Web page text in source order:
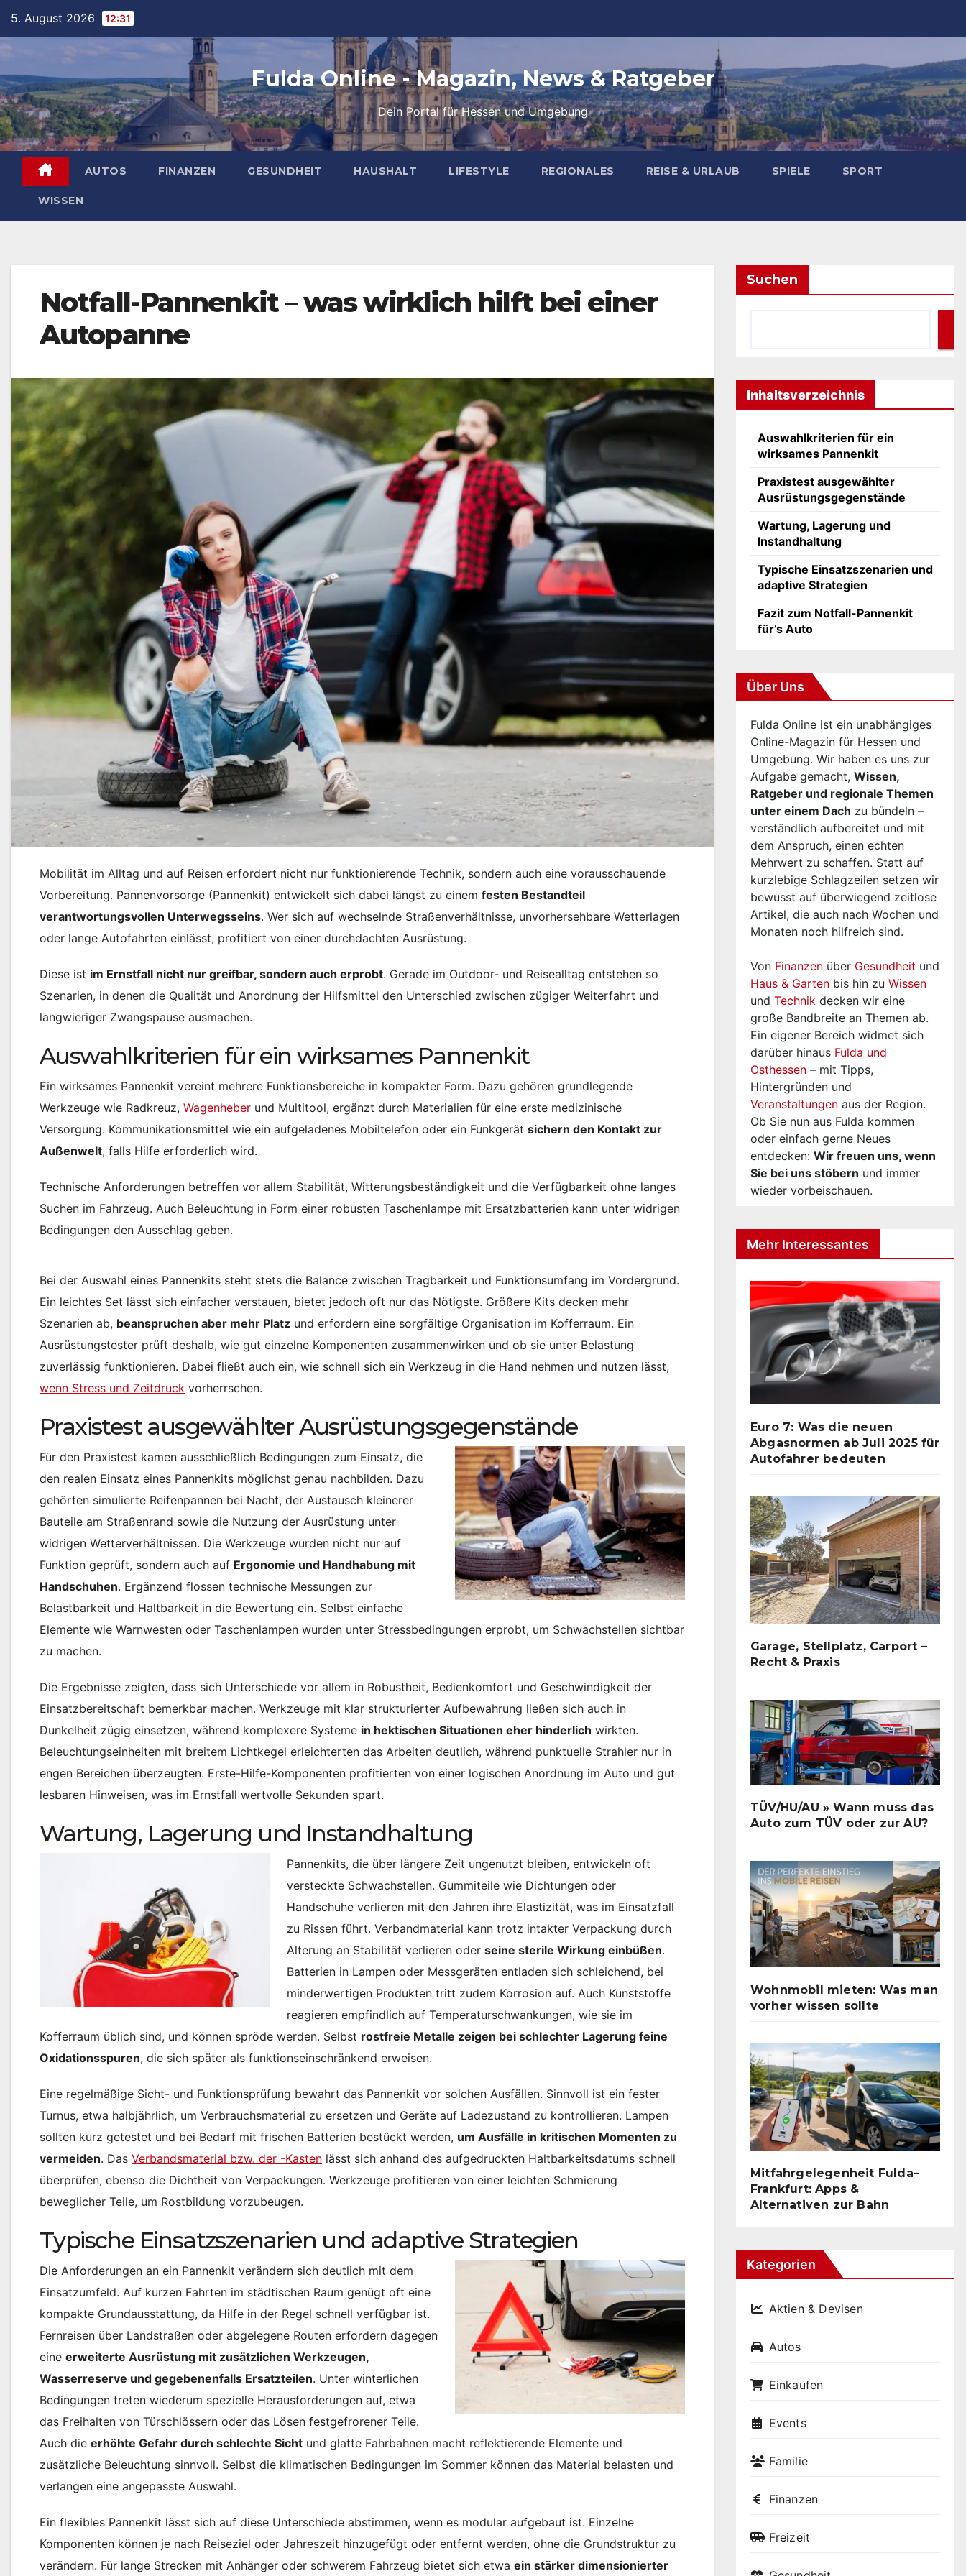
content
5. August 2026 12:31
Fulda Online - Magazin, News & Ratgeber
Dein Portal für Hessen und Umgebung
AUTOS FINANZEN GESUNDHEIT HAUSHALT LIFESTYLE REGIONALES REISE & URLAUB SPIELE SPORT
WISSEN
Notfall-Pannenkit – was wirklich hilft bei einer
Autopanne
Mobilität im Alltag und auf Reisen erfordert nicht nur funktionierende Technik, sondern auch eine vorausschauende
Vorbereitung. Pannenvorsorge (Pannenkit) entwickelt sich dabei längst zu einem festen Bestandteil
verantwortungsvollen Unterwegsseins. Wer sich auf wechselnde Straßenverhältnisse, unvorhersehbare Wetterlagen
oder lange Autofahrten einlässt, profitiert von einer durchdachten Ausrüstung.
Diese ist im Ernstfall nicht nur greifbar, sondern auch erprobt. Gerade im Outdoor- und Reisealltag entstehen so
Szenarien, in denen die Qualität und Anordnung der Hilfsmittel den Unterschied zwischen zügiger Weiterfahrt und
langwieriger Zwangspause ausmachen.
Auswahlkriterien für ein wirksames Pannenkit
Ein wirksames Pannenkit vereint mehrere Funktionsbereiche in kompakter Form. Dazu gehören grundlegende
Werkzeuge wie Radkreuz, Wagenheber und Multitool, ergänzt durch Materialien für eine erste medizinische
Versorgung. Kommunikationsmittel wie ein aufgeladenes Mobiltelefon oder ein Funkgerät sichern den Kontakt zur
Außenwelt, falls Hilfe erforderlich wird.
Technische Anforderungen betreffen vor allem Stabilität, Witterungsbeständigkeit und die Verfügbarkeit ohne langes
Suchen im Fahrzeug. Auch Beleuchtung in Form einer robusten Taschenlampe mit Ersatzbatterien kann unter widrigen
Bedingungen den Ausschlag geben.
Bei der Auswahl eines Pannenkits steht stets die Balance zwischen Tragbarkeit und Funktionsumfang im Vordergrund.
Ein leichtes Set lässt sich einfacher verstauen, bietet jedoch oft nur das Nötigste. Größere Kits decken mehr
Szenarien ab, beanspruchen aber mehr Platz und erfordern eine sorgfältige Organisation im Kofferraum. Ein
Ausrüstungstester prüft deshalb, wie gut einzelne Komponenten zusammenwirken und ob sie unter Belastung
zuverlässig funktionieren. Dabei fließt auch ein, wie schnell sich ein Werkzeug in die Hand nehmen und nutzen lässt,
wenn Stress und Zeitdruck vorherrschen.
Praxistest ausgewählter Ausrüstungsgegenstände
Für den Praxistest kamen ausschließlich Bedingungen zum Einsatz, die
den realen Einsatz eines Pannenkits möglichst genau nachbilden. Dazu
gehörten simulierte Reifenpannen bei Nacht, der Austausch kleinerer
Bauteile am Straßenrand sowie die Nutzung der Ausrüstung unter
widrigen Wetterverhältnissen. Die Werkzeuge wurden nicht nur auf
Funktion geprüft, sondern auch auf Ergonomie und Handhabung mit
Handschuhen. Ergänzend flossen technische Messungen zur
Belastbarkeit und Haltbarkeit in die Bewertung ein. Selbst einfache
Elemente wie Warnwesten oder Taschenlampen wurden unter Stressbedingungen erprobt, um Schwachstellen sichtbar
zu machen.
Die Ergebnisse zeigten, dass sich Unterschiede vor allem in Robustheit, Bedienkomfort und Geschwindigkeit der
Einsatzbereitschaft bemerkbar machen. Werkzeuge mit klar strukturierter Aufbewahrung ließen sich auch in
Dunkelheit zügig einsetzen, während komplexere Systeme in hektischen Situationen eher hinderlich wirkten.
Beleuchtungseinheiten mit breitem Lichtkegel erleichterten das Arbeiten deutlich, während punktuelle Strahler nur in
engen Bereichen überzeugten. Erste-Hilfe-Komponenten profitierten von einer logischen Anordnung im Auto und gut
lesbaren Hinweisen, was im Ernstfall wertvolle Sekunden spart.
Wartung, Lagerung und Instandhaltung
Pannenkits, die über längere Zeit ungenutzt bleiben, entwickeln oft
versteckte Schwachstellen. Gummiteile wie Dichtungen oder
Handschuhe verlieren mit den Jahren ihre Elastizität, was im Einsatzfall
zu Rissen führt. Verbandmaterial kann trotz intakter Verpackung durch
Alterung an Stabilität verlieren oder seine sterile Wirkung einbüßen.
Batterien in Lampen oder Messgeräten entladen sich schleichend, bei
minderwertigen Produkten tritt zudem Korrosion auf. Auch Kunststoffe
reagieren empfindlich auf Temperaturschwankungen, wie sie im
Kofferraum üblich sind, und können spröde werden. Selbst rostfreie Metalle zeigen bei schlechter Lagerung feine
Oxidationsspuren, die sich später als funktionseinschränkend erweisen.
Eine regelmäßige Sicht- und Funktionsprüfung bewahrt das Pannenkit vor solchen Ausfällen. Sinnvoll ist ein fester
Turnus, etwa halbjährlich, um Verbrauchsmaterial zu ersetzen und Geräte auf Ladezustand zu kontrollieren. Lampen
sollten kurz getestet und bei Bedarf mit frischen Batterien bestückt werden, um Ausfälle in kritischen Momenten zu
vermeiden. Das Verbandsmaterial bzw. der -Kasten lässt sich anhand des aufgedruckten Haltbarkeitsdatums schnell
überprüfen, ebenso die Dichtheit von Verpackungen. Werkzeuge profitieren von einer leichten Schmierung
beweglicher Teile, um Rostbildung vorzubeugen.
Typische Einsatzszenarien und adaptive Strategien
Die Anforderungen an ein Pannenkit verändern sich deutlich mit dem
Einsatzumfeld. Auf kurzen Fahrten im städtischen Raum genügt oft eine
kompakte Grundausstattung, da Hilfe in der Regel schnell verfügbar ist.
Fernreisen über Landstraßen oder abgelegene Routen erfordern dagegen
eine erweiterte Ausrüstung mit zusätzlichen Werkzeugen,
Wasserreserve und gegebenenfalls Ersatzteilen. Unter winterlichen
Bedingungen treten wiederum spezielle Herausforderungen auf, etwa
das Freihalten von Türschlössern oder das Lösen festgefrorener Teile.
Auch die erhöhte Gefahr durch schlechte Sicht und glatte Fahrbahnen macht reflektierende Elemente und
zusätzliche Beleuchtung sinnvoll. Selbst die klimatischen Bedingungen im Sommer können das Material belasten und
verlangen eine angepasste Auswahl.
Ein flexibles Pannenkit lässt sich auf diese Unterschiede abstimmen, wenn es modular aufgebaut ist. Einzelne
Komponenten können je nach Reiseziel oder Jahreszeit hinzugefügt oder entfernt werden, ohne die Grundstruktur zu
verändern. Für lange Strecken mit Anhänger oder schwerem Fahrzeug bietet sich etwa ein stärker dimensionierter
Suchen
Inhaltsverzeichnis
Auswahlkriterien für ein
wirksames Pannenkit
Praxistest ausgewählter
Ausrüstungsgegenstände
Wartung, Lagerung und
Instandhaltung
Typische Einsatzszenarien und
adaptive Strategien
Fazit zum Notfall-Pannenkit
für’s Auto
Über Uns
Fulda Online ist ein unabhängiges
Online-Magazin für Hessen und
Umgebung. Wir haben es uns zur
Aufgabe gemacht, Wissen,
Ratgeber und regionale Themen
unter einem Dach zu bündeln –
verständlich aufbereitet und mit
dem Anspruch, einen echten
Mehrwert zu schaffen. Statt auf
kurzlebige Schlagzeilen setzen wir
bewusst auf überwiegend zeitlose
Artikel, die auch nach Wochen und
Monaten noch hilfreich sind.
Von Finanzen über Gesundheit und
Haus & Garten bis hin zu Wissen
und Technik decken wir eine
große Bandbreite an Themen ab.
Ein eigener Bereich widmet sich
darüber hinaus Fulda und
Osthessen – mit Tipps,
Hintergründen und
Veranstaltungen aus der Region.
Ob Sie nun aus Fulda kommen
oder einfach gerne Neues
entdecken: Wir freuen uns, wenn
Sie bei uns stöbern und immer
wieder vorbeischauen.
Mehr Interessantes
Euro 7: Was die neuen
Abgasnormen ab Juli 2025 für
Autofahrer bedeuten
Garage, Stellplatz, Carport –
Recht & Praxis
TÜV/HU/AU » Wann muss das
Auto zum TÜV oder zur AU?
Wohnmobil mieten: Was man
vorher wissen sollte
Mitfahrgelegenheit Fulda–
Frankfurt: Apps &
Alternativen zur Bahn
Kategorien
Aktien & Devisen
Autos
Einkaufen
Events
Familie
Finanzen
Freizeit